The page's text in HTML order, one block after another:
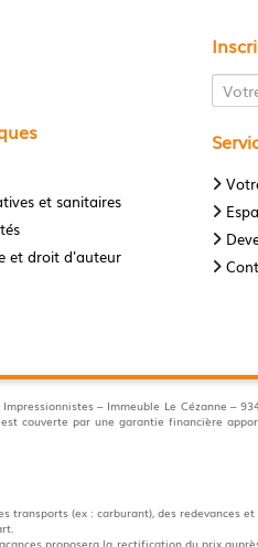
et sanitaires
et droit d'auteur
– Immeuble Le Cézanne
par une garantie financière
transports (ex : carburant), des
proposera la rectification du prix